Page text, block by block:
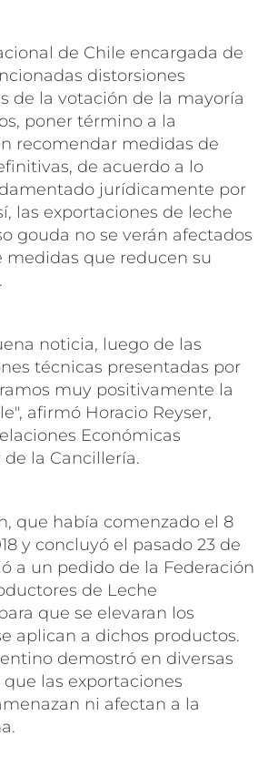
de Chile encargada de
distorsiones
de la votación de la mayoría
poner término a la
recomendar medidas de
de acuerdo a lo
jurídicamente por
las exportaciones de leche
gouda no se verán afectados
medidas que reducen su
noticia, luego de las
técnicas presentadas por
muy positivamente la
afirmó Horacio Reyser,
Económicas
la Cancillería.
que había comenzado el 8
y concluyó el pasado 23 de
a un pedido de la Federación
de Leche
que se elevaran los
aplican a dichos productos.
demostró en diversas
las exportaciones
ni afectan a la